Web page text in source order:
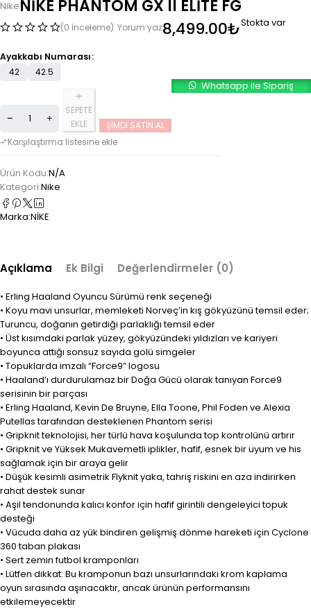
NikeNİKE PHANTOM GX II ELİTE FG
(0 İnceleme) Yorum yaz8,499.00₺Stokta var
Ayakkabı Numarası
42
42.5
SEPETE
EKLE
ŞIMDI SATIN AL
Whatsapp ile Sipariş
Ürün Kodu:N/A
Kategori:Nike
Marka:NİKE
Açıklama Ek Bilgi Değerlendirmeler (0)
• Erling Haaland Oyuncu Sürümü renk seçeneği
• Koyu mavi unsurlar, memleketi Norveç’in kış gökyüzünü temsil eder;
Turuncu, doğanın getirdiği parlaklığı temsil eder
• Üst kısımdaki parlak yüzey, gökyüzündeki yıldızları ve kariyeri
boyunca attığı sonsuz sayıda golü simgeler
• Topuklarda imzalı “Force9” logosu
• Haaland’ı durdurulamaz bir Doğa Gücü olarak tanıyan Force9
serisinin bir parçası
• Erling Haaland, Kevin De Bruyne, Ella Toone, Phil Foden ve Alexia
Putellas tarafından desteklenen Phantom serisi
• Gripknit teknolojisi, her türlü hava koşulunda top kontrolünü artırır
• Gripknit ve Yüksek Mukavemetli iplikler, hafif, esnek bir uyum ve his
sağlamak için bir araya gelir
• Düşük kesimli asimetrik Flyknit yaka, tahriş riskini en aza indirirken
rahat destek sunar
• Aşil tendonunda kalıcı konfor için hafif girintili dengeleyici topuk
desteği
• Vücuda daha az yük bindiren gelişmiş dönme hareketi için Cyclone
360 ​​taban plakası
• Sert zemin futbol kramponları
• Lütfen dikkat: Bu kramponun bazı unsurlarındaki krom kaplama
oyun sırasında aşınacaktır, ancak ürünün performansını
etkilemeyecektir